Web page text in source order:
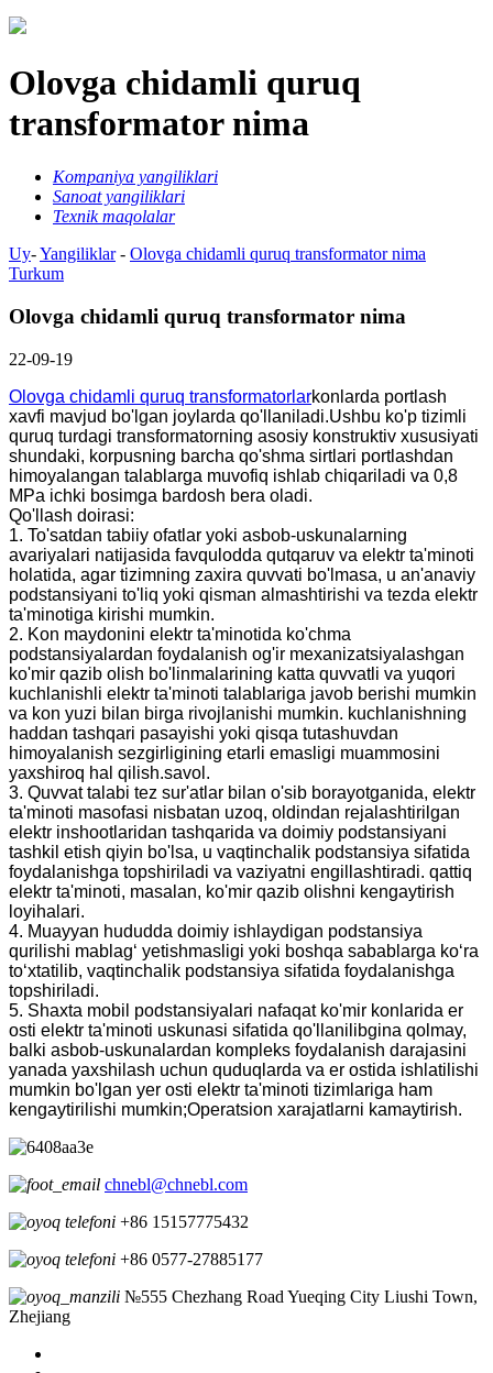
Olovga chidamli quruq
transformator nima
Kompaniya yangiliklari
Sanoat yangiliklari
Texnik maqolalar
Uy-Yangiliklar- Olovga chidamli quruq transformator nima
Turkum
Olovga chidamli quruq transformator nima
22-09-19
Olovga chidamli quruq transformatorlarkonlarda portlash
xavfi mavjud bo'lgan joylarda qo'llaniladi.Ushbu ko'p tizimli
quruq turdagi transformatorning asosiy konstruktiv xususiyati
shundaki, korpusning barcha qo'shma sirtlari portlashdan
himoyalangan talablarga muvofiq ishlab chiqariladi va 0,8
MPa ichki bosimga bardosh bera oladi.
Qo'llash doirasi:
1. To'satdan tabiiy ofatlar yoki asbob-uskunalarning
avariyalari natijasida favqulodda qutqaruv va elektr ta'minoti
holatida, agar tizimning zaxira quvvati bo'lmasa, u an'anaviy
podstansiyani to'liq yoki qisman almashtirishi va tezda elektr
ta'minotiga kirishi mumkin.
2. Kon maydonini elektr ta'minotida ko'chma
podstansiyalardan foydalanish og'ir mexanizatsiyalashgan
ko'mir qazib olish bo'linmalarining katta quvvatli va yuqori
kuchlanishli elektr ta'minoti talablariga javob berishi mumkin
va kon yuzi bilan birga rivojlanishi mumkin. kuchlanishning
haddan tashqari pasayishi yoki qisqa tutashuvdan
himoyalanish sezgirligining etarli emasligi muammosini
yaxshiroq hal qilish.savol.
3. Quvvat talabi tez sur'atlar bilan o'sib borayotganida, elektr
ta'minoti masofasi nisbatan uzoq, oldindan rejalashtirilgan
elektr inshootlaridan tashqarida va doimiy podstansiyani
tashkil etish qiyin bo'lsa, u vaqtinchalik podstansiya sifatida
foydalanishga topshiriladi va vaziyatni engillashtiradi. qattiq
elektr ta'minoti, masalan, ko'mir qazib olishni kengaytirish
loyihalari.
4. Muayyan hududda doimiy ishlaydigan podstansiya
qurilishi mablag‘ yetishmasligi yoki boshqa sabablarga ko‘ra
to‘xtatilib, vaqtinchalik podstansiya sifatida foydalanishga
topshiriladi.
5. Shaxta mobil podstansiyalari nafaqat ko'mir konlarida er
osti elektr ta'minoti uskunasi sifatida qo'llanilibgina qolmay,
balki asbob-uskunalardan kompleks foydalanish darajasini
yanada yaxshilash uchun quduqlarda va er ostida ishlatilishi
mumkin bo'lgan yer osti elektr ta'minoti tizimlariga ham
kengaytirilishi mumkin;Operatsion xarajatlarni kamaytirish.
chnebl@chnebl.com
+86 15157775432
+86 0577-27885177
№555 Chezhang Road Yueqing City Liushi Town,
Zhejiang